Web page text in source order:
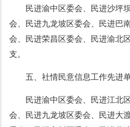
民进渝中区委会、民进沙坪
会、民进九龙坡区委会、民进巴
会、民进荣昌区委会、民进渝北
支。
五、社情民意信息工作先进
民进渝中区委会、民进江北
会、民进九龙坡区委会、民进大